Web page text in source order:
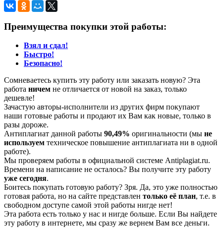
Преимущества покупки этой работы:
Взял и сдал!
Быстро!
Безопасно!
Сомневаетесь купить эту работу или заказать новую? Эта
работа ничем не отличается от новой на заказ, только
дешевле!
Зачастую авторы-исполнители из других фирм покупают
наши готовые работы и продают их Вам как новые, только в
разы дороже.
Антиплагиат данной работы 90,49% оригинальности (мы не
используем техническое повышение антиплагиата ни в одной
работе).
Мы проверяем работы в официальной системе Аntiplagiat.ru.
Времени на написание не осталось? Вы получите эту работу
уже сегодня.
Боитесь покупать готовую работу? Зря. Да, это уже полностью
готовая работа, но на сайте представлен только её план, т.е. в
свободном доступе самой этой работы нигде нет!
Эта работа есть только у нас и нигде больше. Если Вы найдете
эту работу в интернете, мы сразу же вернем Вам все деньги.